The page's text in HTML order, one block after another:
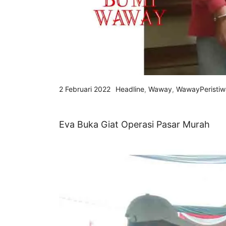
2 Februari 2022 Headline, Waway,
Eva Buka Giat Operasi Pasar Murah